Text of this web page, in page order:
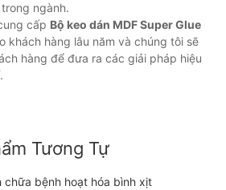
ngành.
cấp Bộ keo dán MDF Super Glue
khách hàng lâu năm và chúng tôi sẽ
hàng để đưa ra các giải pháp hiệu
Tương Tự